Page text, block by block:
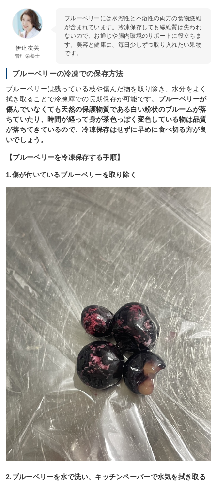
伊達友美
管理栄養士
ブルーベリーには水溶性と不溶性の両方の食物繊維
が含まれています。冷凍保存しても繊維質は失われ
ないので、お通じや腸内環境のサポートに役立ちま
す。美容と健康に、毎日少しずつ取り入れたい果物
です。
ブルーベリーの冷凍での保存方法
ブルーベリーは残っている枝や傷んだ物を取り除き、水分をよく
拭き取ることで冷凍庫での長期保存が可能です。 ブルーベリーが
傷んでいなくても天然の保護物質である白い粉状のブルームが落
ちていたり、時間が経って身が茶色っぽく変色している物は品質
が落ちてきているので、冷凍保存はせずに早めに食べ切る方が良
いでしょう。
【ブルーベリーを冷凍保存する手順】
1.傷が付いているブルーベリーを取り除く
2.ブルーベリーを水で洗い、キッチンペーパーで水気を拭き取る